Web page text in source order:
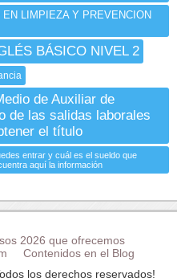
LIMPIEZA Y PREVENCION
BÁSICO NIVEL 2
de Auxiliar de
de las salidas laborales
el título
entrar y cuál es el sueldo que
aquí la información
2026 que ofrecemos
Contenidos en el Blog
los derechos reservados!